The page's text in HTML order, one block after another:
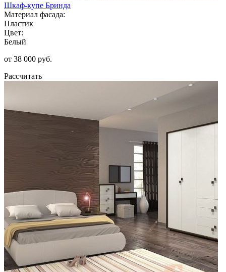
Шкаф-купе Бринда
Материал фасада:
Пластик
Цвет:
Белый
от 38 000 руб.
Рассчитать